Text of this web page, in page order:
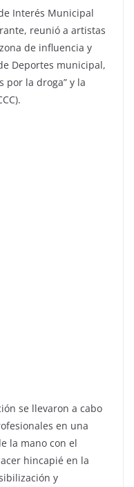
Interés Municipal
reunió a artistas
de influencia y
Deportes municipal,
por la droga” y la
se llevaron a cabo
en una
la mano con el
hincapié en la
y